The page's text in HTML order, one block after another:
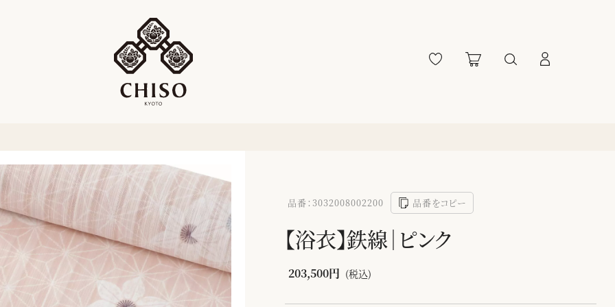
品番：3032008002200 品番をコピー
【浴衣】鉄線｜ピンク
203,500円 (税込)